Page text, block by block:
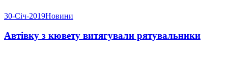
30-Січ-2019Новини
Автівку з кювету витягували рятувальники